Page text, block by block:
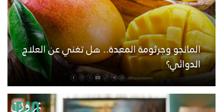
المانجو وجرثومة المعدة.. هل تغني عن العلاج
الدوائي؟